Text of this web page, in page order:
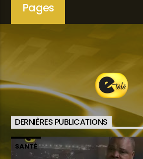
Pages
DERNIÈRES PUBLICATIONS
SANTÉ